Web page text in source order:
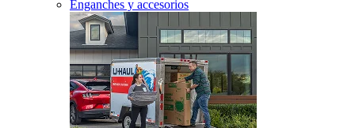
Enganches y accesorios